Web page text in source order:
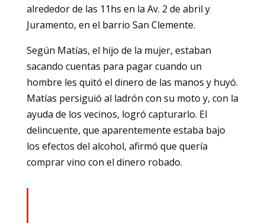
alrededor de las 11hs en la Av. 2 de abril y
Juramento, en el barrio San Clemente.
Según Matías, el hijo de la mujer, estaban
sacando cuentas para pagar cuando un
hombre les quitó el dinero de las manos y huyó.
Matías persiguió al ladrón con su moto y, con la
ayuda de los vecinos, logró capturarlo. El
delincuente, que aparentemente estaba bajo
los efectos del alcohol, afirmó que quería
comprar vino con el dinero robado.